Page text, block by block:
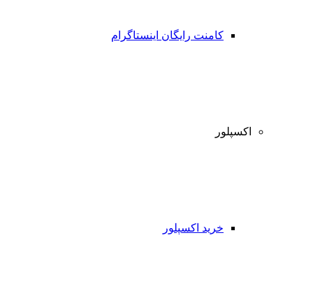
کامنت رایگان اینستاگرام
اکسپلور
خرید اکسپلور